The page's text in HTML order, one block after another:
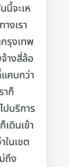
จะเห
งเรา
รุงเทพ
างสี่ล้อ
คบกว่า
าก็
ปบริการ
เดินเข้า
นเขต
ถึง